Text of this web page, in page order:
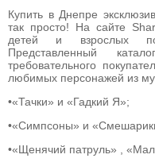
Купить в Днепре
так просто! На сайте
детей и взрослых
Представленный
требовательного
любимых персонажей из
•«Тачки» и «Гадкий Я»;
•«Симпсоны» и
•«Щенячий патруль» ,